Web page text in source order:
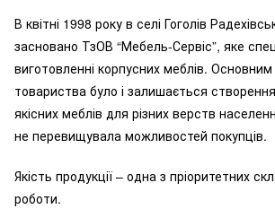
В квітні 1998 року в селі Гоголів
засновано ТзОВ “Мебель-Сервіс”, яке
виготовленні корпусних меблів.
товариства було і залишається
якісних меблів для різних верств
не перевищувала можливостей покупців.
Якість продукції – одна з пріоритетних
роботи.